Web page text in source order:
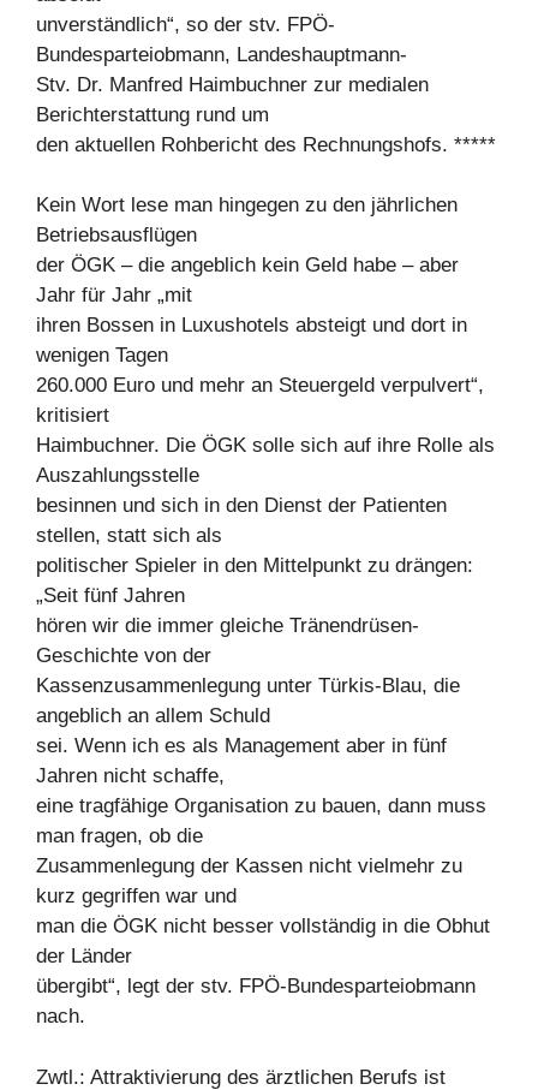
unverständlich“, so der stv. FPÖ-
Bundesparteiobmann, Landeshauptmann-
Stv. Dr. Manfred Haimbuchner zur medialen
Berichterstattung rund um
den aktuellen Rohbericht des Rechnungshofs. *****
Kein Wort lese man hingegen zu den jährlichen
Betriebsausflügen
der ÖGK – die angeblich kein Geld habe – aber
Jahr für Jahr „mit
ihren Bossen in Luxushotels absteigt und dort in
wenigen Tagen
260.000 Euro und mehr an Steuergeld verpulvert“,
kritisiert
Haimbuchner. Die ÖGK solle sich auf ihre Rolle als
Auszahlungsstelle
besinnen und sich in den Dienst der Patienten
stellen, statt sich als
politischer Spieler in den Mittelpunkt zu drängen:
„Seit fünf Jahren
hören wir die immer gleiche Tränendrüsen-
Geschichte von der
Kassenzusammenlegung unter Türkis-Blau, die
angeblich an allem Schuld
sei. Wenn ich es als Management aber in fünf
Jahren nicht schaffe,
eine tragfähige Organisation zu bauen, dann muss
man fragen, ob die
Zusammenlegung der Kassen nicht vielmehr zu
kurz gegriffen war und
man die ÖGK nicht besser vollständig in die Obhut
der Länder
übergibt“, legt der stv. FPÖ-Bundesparteiobmann
nach.
Zwtl.: Attraktivierung des ärztlichen Berufs ist